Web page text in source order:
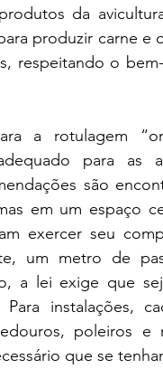
da
produzir carne e
respeitando o
a rotulagem
para as
são
em um espaço
exercer seu
um metro de
a lei exige que
instalações,
poleiros e
que se